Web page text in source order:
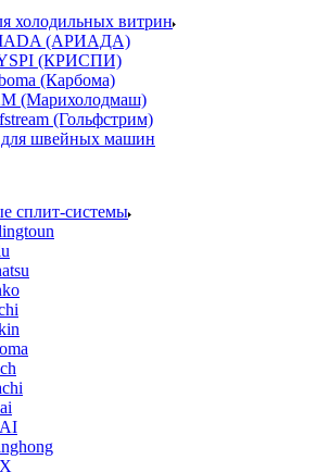
холодильных витрин
(АРИАДА)
(КРИСПИ)
(Карбома)
(Марихолодмаш)
(Гольфстрим)
для швейных машин
сплит-системы